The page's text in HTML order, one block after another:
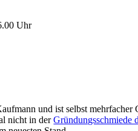
Uhr
und ist selbst mehrfacher
nicht in derGründungsschmiede